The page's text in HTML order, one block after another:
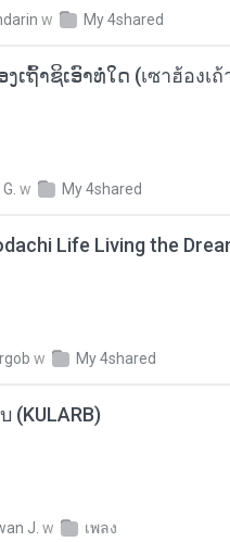
w My 4shared
w My 4shared
w My 4shared
(KULARB)
J. w เพลง